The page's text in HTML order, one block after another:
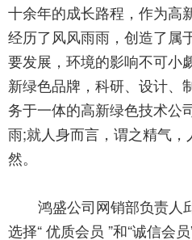
十余年的成长路程，作为高
经历了风风雨雨，创造了属
要发展，环境的影响不可小
新绿色品牌，科研、设计、
务于一体的高新绿色技术公
雨;就人身而言，谓之精气
然。
鸿盛公司网销部负责人
选择“ 优质会员 ”和“诚信会